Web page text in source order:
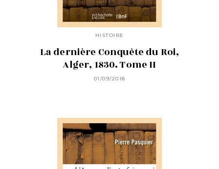
HISTOIRE
La dernière Conquête du Roi,
Alger, 1830. Tome II
01/09/2018